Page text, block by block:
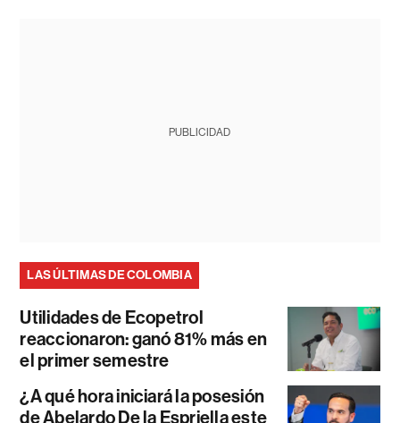
PUBLICIDAD
LAS ÚLTIMAS DE COLOMBIA
Utilidades de Ecopetrol
reaccionaron: ganó 81% más en
el primer semestre
¿A qué hora iniciará la posesión
de Abelardo De la Espriella este